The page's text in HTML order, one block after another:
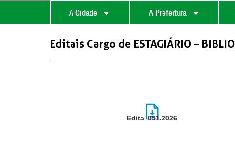
A Cidade A Prefeitura
Editais Cargo de ESTAGIÁRIO –
Edital 051.2026